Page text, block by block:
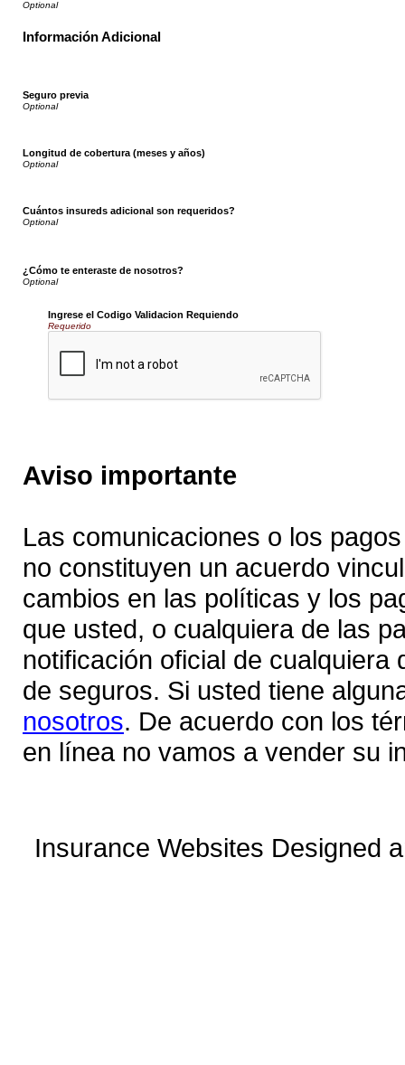
Información Adicional
Seguro previa
Longitud de cobertura (meses y años)
Cuántos insureds adicional son requeridos?
¿Cómo te enteraste de nosotros?
Ingrese el Codigo Validacion Requiendo
Requerido
Aviso importante
Las comunicaciones o los
no constituyen un acuerdo
cambios en las políticas y los
que usted, o cualquiera de las
notificación oficial de
de seguros. Si usted tiene
nosotros. De acuerdo con los
en línea no vamos a vender su
Insurance Websites Designed